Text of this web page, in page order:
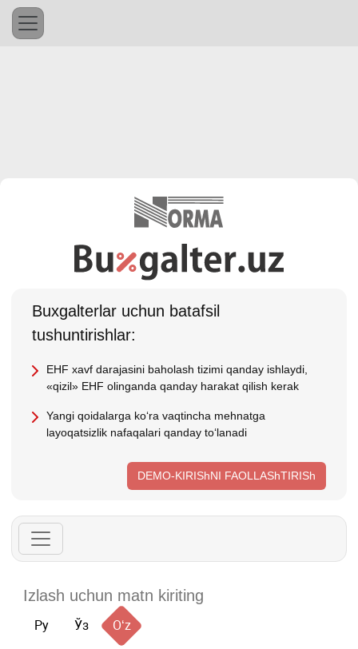
Buхgalterlar uchun batafsil
tushuntirishlar:
EHF хavf darajasini baholash tizimi qanday ishlaydi,
«qizil» EHF olinganda qanday harakat qilish kerak
Yangi qoidalarga koʻra vaqtincha mehnatga
layoqatsizlik nafaqalari qanday toʻlanadi
DEMO-KIRIShNI FAOLLAShTIRISh
Ру Ўз Oʻz